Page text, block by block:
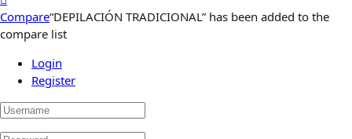
Compare“DEPILACIÓN TRADICIONAL” has been added to the
compare list
Login
Register